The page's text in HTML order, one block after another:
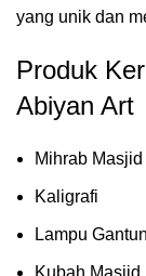
yang unik dan
Produk
Abiyan Art
Mihrab Masjid
Kaligrafi
Lampu
Kubah Masjid